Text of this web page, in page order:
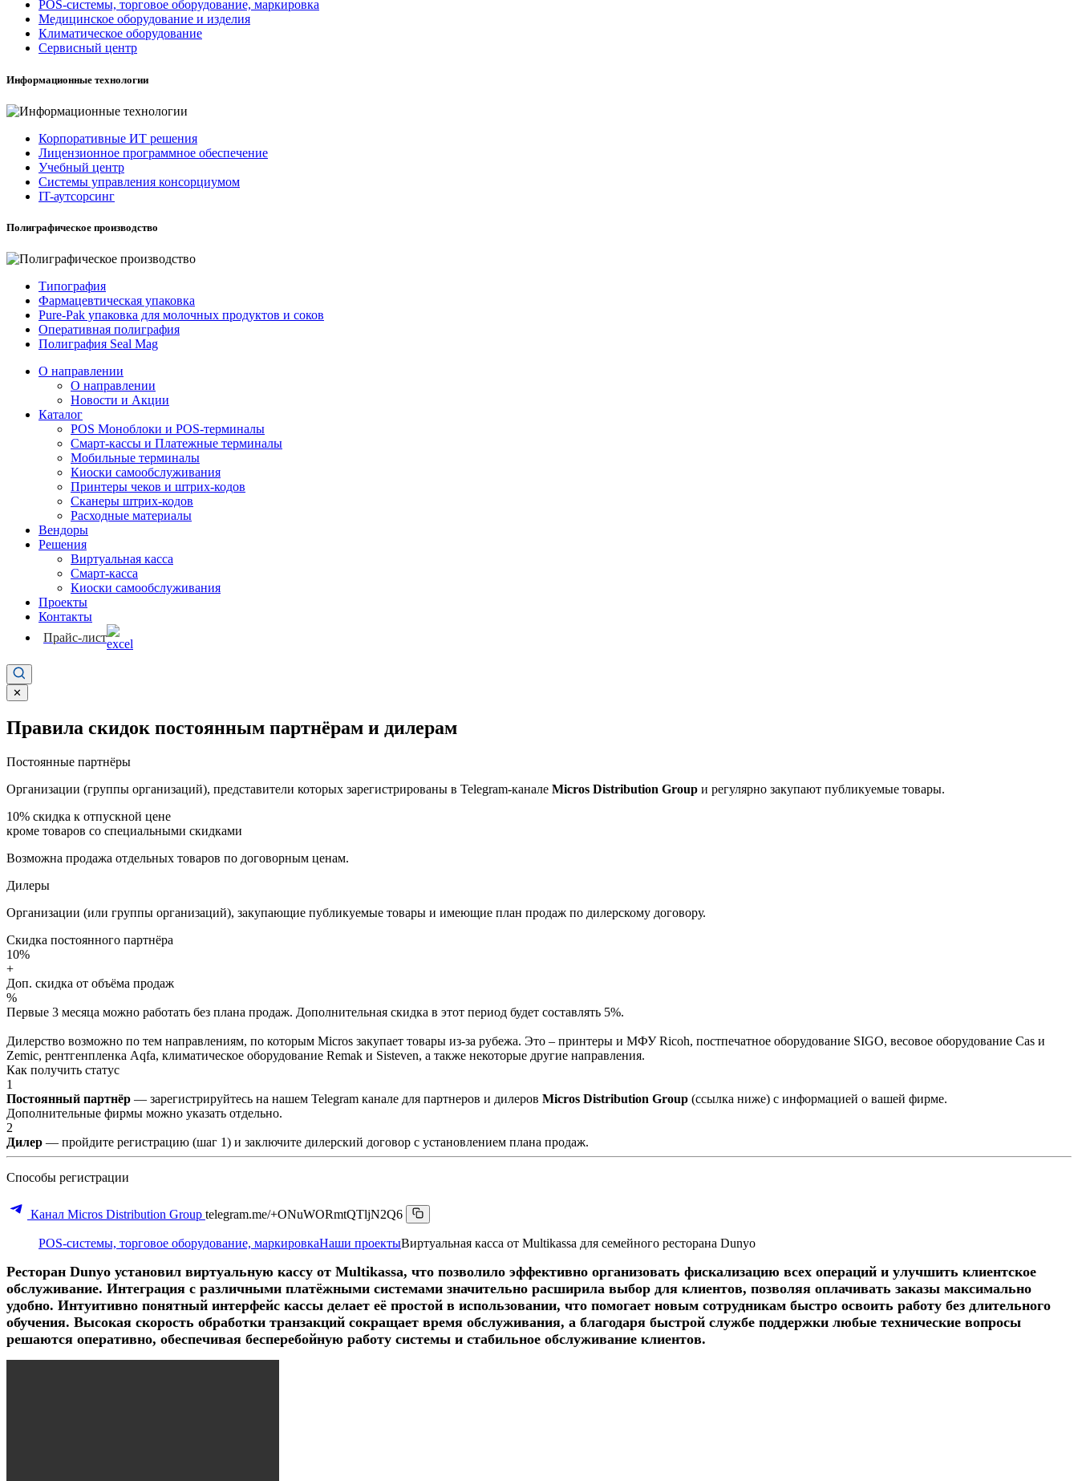
POS-системы, торговое оборудование, маркировка
Медицинское оборудование и изделия
Климатическое оборудование
Сервисный центр
Информационные технологии
Корпоративные ИТ решения
Лицензионное программное обеспечение
Учебный центр
Системы управления консорциумом
IT-аутсорсинг
Полиграфическое производство
Типография
Фармацевтическая упаковка
Pure-Pak упаковка для молочных продуктов и соков
Оперативная полиграфия
Полиграфия Seal Mag
О направлении
О направлении
Новости и Акции
Каталог
POS Моноблоки и POS-терминалы
Смарт-кассы и Платежные терминалы
Мобильные терминалы
Киоски самообслуживания
Принтеры чеков и штрих-кодов
Cканеры штрих-кодов
Расходные материалы
Вендоры
Решения
Виртуальная касса
Смарт-касса
Киоски самообслуживания
Проекты
Контакты
Прайс-лист
✕
Правила скидок постоянным партнёрам и дилерам
Постоянные партнёры
Организации (группы организаций), представители которых зарегистрированы в Telegram-канале Micros Distribution Group и регулярно закупают публикуемые товары.
10% скидка к отпускной цене
кроме товаров со специальными скидками
Возможна продажа отдельных товаров по договорным ценам.
Дилеры
Организации (или группы организаций), закупающие публикуемые товары и имеющие план продаж по дилерскому договору.
Скидка постоянного партнёра
10%
+
Доп. скидка от объёма продаж
%
Первые 3 месяца можно работать без плана продаж. Дополнительная скидка в этот период будет составлять 5%.
Дилерство возможно по тем направлениям, по которым Micros закупает товары из-за рубежа. Это – принтеры и МФУ Ricoh, постпечатное оборудование SIGO, весовое оборудование Cas и
Zemic, рентгенпленка Aqfa, климатическое оборудование Remak и Sisteven, а также некоторые другие направления.
Как получить статус
1
Постоянный партнёр — зарегистрируйтесь на нашем Telegram канале для партнеров и дилеров Micros Distribution Group (ссылка ниже) с информацией о вашей фирме.
Дополнительные фирмы можно указать отдельно.
2
Дилер — пройдите регистрацию (шаг 1) и заключите дилерский договор с установлением плана продаж.
Способы регистрации
Канал Micros Distribution Group telegram.me/+ONuWORmtQTljN2Q6
POS-системы, торговое оборудование, маркировкаНаши проектыВиртуальная касса от Multikassa для семейного ресторана Dunyo
Ресторан Dunyo установил виртуальную кассу от Multikassa, что позволило эффективно организовать фискализацию всех операций и улучшить клиентское
обслуживание. Интеграция с различными платёжными системами значительно расширила выбор для клиентов, позволяя оплачивать заказы максимально
удобно. Интуитивно понятный интерфейс кассы делает её простой в использовании, что помогает новым сотрудникам быстро освоить работу без длительного
обучения. Высокая скорость обработки транзакций сокращает время обслуживания, а благодаря быстрой службе поддержки любые технические вопросы
решаются оперативно, обеспечивая бесперебойную работу системы и стабильное обслуживание клиентов.